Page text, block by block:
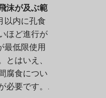
沫が及ぶ範
以内に孔食
ほど進行が
最低限使用
とはいえ、
腐食につい
必要です。.